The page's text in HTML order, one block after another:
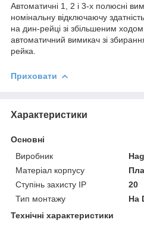
Автоматичні 1, 2 і 3-х полюсні
номінальну відключаючу
на дин-рейці зі збільшеним
автоматичний вимикач зі
рейка.
Приховати
Характеристики
Основні
Виробник
Матеріал корпусу
Ступінь захисту IP
20
Тип монтажу
На
Технічні характеристики